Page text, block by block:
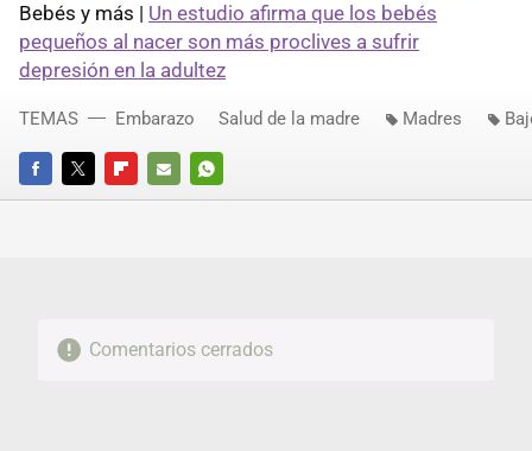
Bebés y más | Un estudio afirma que los bebés
pequeños al nacer son más proclives a sufrir
depresión en la adultez
FACEBOOKTWITTERFLIPBOARD
E-
WHATSAPP
TEMAS Embarazo Salud de la madre Madres
Comentarios cerrados